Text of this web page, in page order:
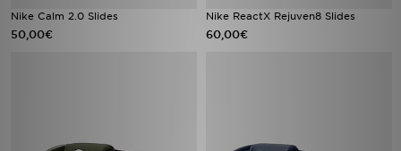
Nike Calm 2.0 Slides
50,00€
Nike ReactX Rejuven8 Slides
60,00€